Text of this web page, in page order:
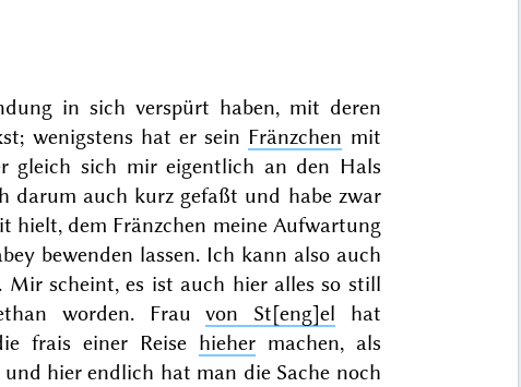
in sich verspürt haben, mit deren
wenigstens hat er sein Fränzchen mit
gleich sich mir eigentlich an den Hals
darum auch kurz gefaßt und habe zwar
hielt, dem Fränzchen meine Aufwartung
bewenden lassen. Ich kann also auch
Mir scheint, es ist auch hier alles so still
worden. Frauvon St[eng]el hat
frais einer Reise hiehermachen, als
und hier endlich hat man die Sache noch